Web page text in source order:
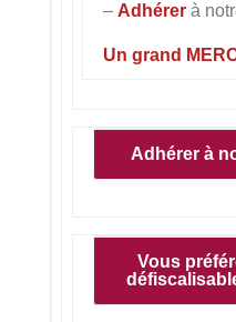
– Adhérer à
Un grand
Adhérer à
Vous